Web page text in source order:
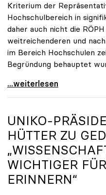
Kriterium der
Hochschulbereich in
daher auch nicht die
weitreichenderen und
im Bereich Hochschulen
Begründung behauptet
ORF-Publikumsrat:
...weiterlesen
UNIKO-
HÜTTER ZU
WICHTIGER
ERINNERN“